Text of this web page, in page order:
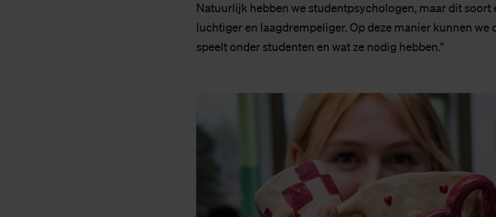
Natuurlijk hebben we studentpsychologen, maar dit soort
luchtiger en laagdrempeliger. Op deze manier kunnen we
speelt onder studenten en wat ze nodig hebben.”